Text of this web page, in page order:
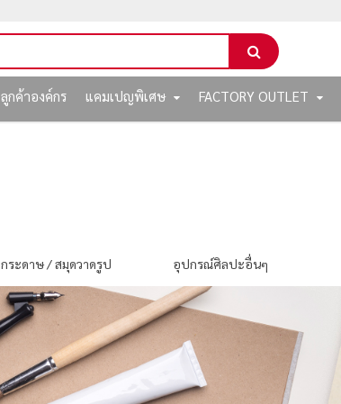
ลูกค้าองค์กร แคมเปญพิเศษ FACTORY OUTLET
กระดาษ / สมุดวาดรูป อุปกรณ์ศิลปะอื่นๆ